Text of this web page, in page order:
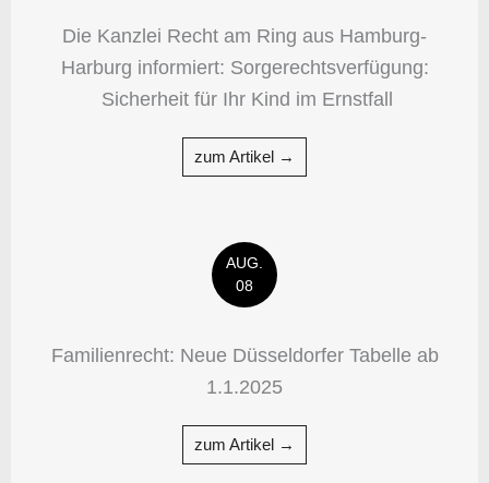
Die Kanzlei Recht am Ring aus Hamburg-
Harburg informiert: Sorgerechtsverfügung:
Sicherheit für Ihr Kind im Ernstfall
zum Artikel →
AUG.
08
Familienrecht: Neue Düsseldorfer Tabelle ab
1.1.2025
zum Artikel →